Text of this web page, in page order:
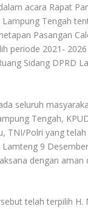
acara Rapat
Lampung Tengah
Pasangan
periode 2021-
Sidang DPRD
seluruh
Tengah,
TNI/Polri yang
9
dengan aman
telah terpilih H.